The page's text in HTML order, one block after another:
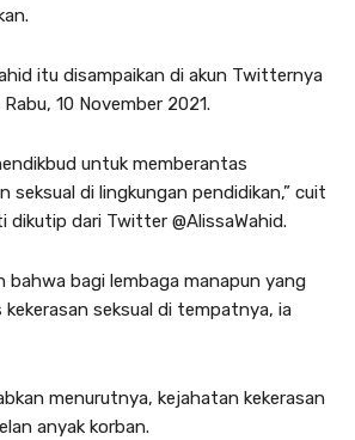
itu disampaikan di akun Twitternya
10 November 2021.
untuk memberantas
seksual di lingkungan pendidikan,” cuit
dikutip dari Twitter @AlissaWahid.
bahwa bagi lembaga manapun yang
seksual di tempatnya, ia
menurutnya, kejahatan kekerasan
anyak korban.